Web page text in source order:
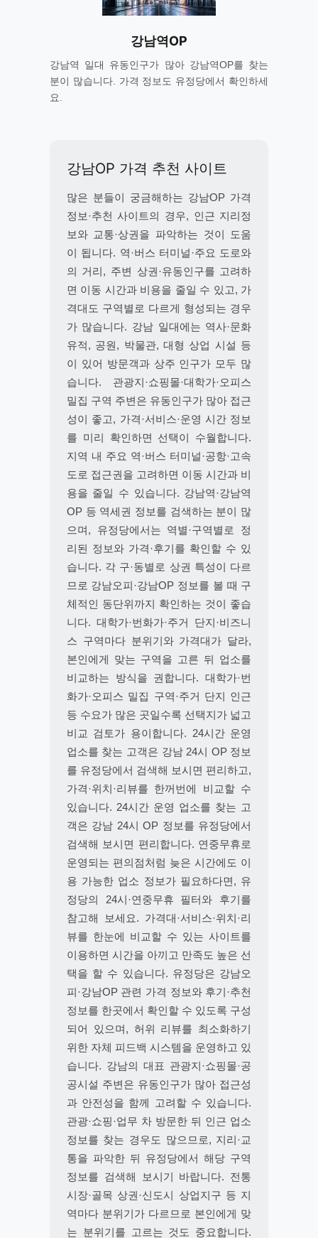
강남역OP
강남역 일대 유동인구가 많아 강남역OP를 찾는
분이 많습니다. 가격 정보도 유정당에서 확인하세
요.
강남OP 가격 추천 사이트
많은 분들이 궁금해하는 강남OP 가격
정보·추천 사이트의 경우, 인근 지리정
보와 교통·상권을 파악하는 것이 도움
이 됩니다. 역·버스 터미널·주요 도로와
의 거리, 주변 상권·유동인구를 고려하
면 이동 시간과 비용을 줄일 수 있고, 가
격대도 구역별로 다르게 형성되는 경우
가 많습니다. 강남 일대에는 역사·문화
유적, 공원, 박물관, 대형 상업 시설 등
이 있어 방문객과 상주 인구가 모두 많
습니다. 관광지·쇼핑몰·대학가·오피스
밀집 구역 주변은 유동인구가 많아 접근
성이 좋고, 가격·서비스·운영 시간 정보
를 미리 확인하면 선택이 수월합니다.
지역 내 주요 역·버스 터미널·공항·고속
도로 접근권을 고려하면 이동 시간과 비
용을 줄일 수 있습니다. 강남역·강남역
OP 등 역세권 정보를 검색하는 분이 많
으며, 유정당에서는 역별·구역별로 정
리된 정보와 가격·후기를 확인할 수 있
습니다. 각 구·동별로 상권 특성이 다르
므로 강남오피·강남OP 정보를 볼 때 구
체적인 동단위까지 확인하는 것이 좋습
니다. 대학가·번화가·주거 단지·비즈니
스 구역마다 분위기와 가격대가 달라,
본인에게 맞는 구역을 고른 뒤 업소를
비교하는 방식을 권합니다. 대학가·번
화가·오피스 밀집 구역·주거 단지 인근
등 수요가 많은 곳일수록 선택지가 넓고
비교 검토가 용이합니다. 24시간 운영
업소를 찾는 고객은 강남 24시 OP 정보
를 유정당에서 검색해 보시면 편리하고,
가격·위치·리뷰를 한꺼번에 비교할 수
있습니다. 24시간 운영 업소를 찾는 고
객은 강남 24시 OP 정보를 유정당에서
검색해 보시면 편리합니다. 연중무휴로
운영되는 편의점처럼 늦은 시간에도 이
용 가능한 업소 정보가 필요하다면, 유
정당의 24시·연중무휴 필터와 후기를
참고해 보세요. 가격대·서비스·위치·리
뷰를 한눈에 비교할 수 있는 사이트를
이용하면 시간을 아끼고 만족도 높은 선
택을 할 수 있습니다. 유정당은 강남오
피·강남OP 관련 가격 정보와 후기·추천
정보를 한곳에서 확인할 수 있도록 구성
되어 있으며, 허위 리뷰를 최소화하기
위한 자체 피드백 시스템을 운영하고 있
습니다. 강남의 대표 관광지·쇼핑몰·공
공시설 주변은 유동인구가 많아 접근성
과 안전성을 함께 고려할 수 있습니다.
관광·쇼핑·업무 차 방문한 뒤 인근 업소
정보를 찾는 경우도 많으므로, 지리·교
통을 파악한 뒤 유정당에서 해당 구역
정보를 검색해 보시기 바랍니다. 전통
시장·골목 상권·신도시 상업지구 등 지
역마다 분위기가 다르므로 본인에게 맞
는 분위기를 고르는 것도 중요합니다.